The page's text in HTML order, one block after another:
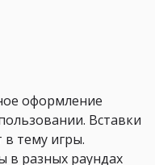
оформление
Вставки
тему игры.
в разных раундах